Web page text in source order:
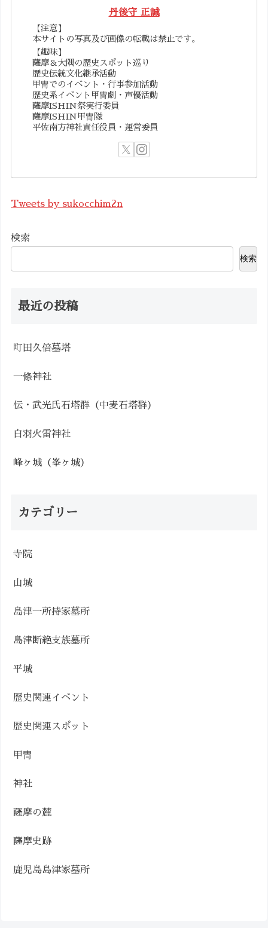
丹後守 正誠
【注意】
本サイトの写真及び画像の転載は禁止です。
【趣味】
薩摩＆大隅の歴史スポット巡り
歴史伝統文化継承活動
甲冑でのイベント・行事参加活動
歴史系イベント甲冑劇・声優活動
薩摩ISHIN祭実行委員
薩摩ISHIN甲冑隊
平佐南方神社責任役員・運営委員
Tweets by sukocchim2n
検索
検索
最近の投稿
町田久倍墓塔
一條神社
伝・武光氏石塔群（中麦石塔群）
白羽火雷神社
峰ヶ城（峯ヶ城）
カテゴリー
寺院
山城
島津一所持家墓所
島津断絶支族墓所
平城
歴史関連イベント
歴史関連スポット
甲冑
神社
薩摩の麓
薩摩史跡
鹿児島島津家墓所